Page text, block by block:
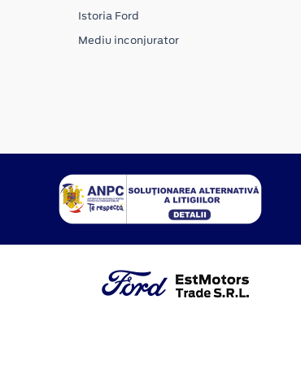
Istoria Ford
Mediu inconjurator